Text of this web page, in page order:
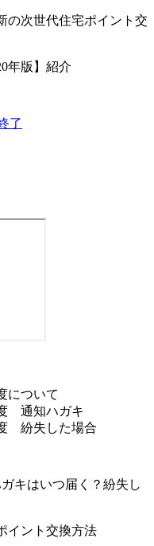
の次世代住宅ポイント交
年版】紹介
について
通知ハガキ
紛失した場合
キはいつ届く？紛失し
イント交換方法